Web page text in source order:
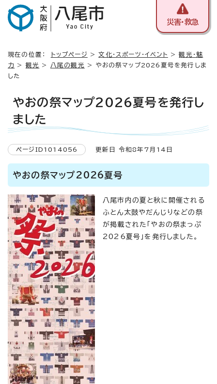
災害・救急
現在の位置： トップページ >文化・スポーツ・イベント >観光・魅
力
> 観光 > 八尾の観光
> やおの祭マップ2026夏号を発行しま
した
やおの祭マップ2026夏号を発行し
ました
ページID1014056 更新日 令和8年7月14日
やおの祭マップ2026夏号
八尾市内の夏と秋に開催される
ふとん太鼓やだんじりなどの祭
が掲載された「やおの祭まっぷ
2026夏号」を発行しました。